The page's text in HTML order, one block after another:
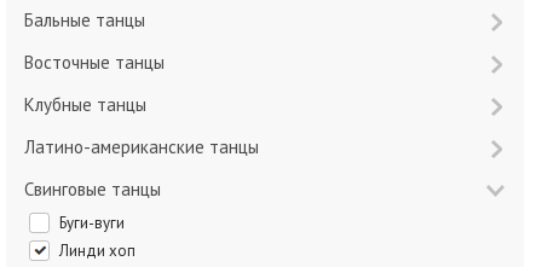
Бальные танцы
Восточные танцы
Клубные танцы
Латино-американские танцы
Свинговые танцы
Буги-вуги
Линди хоп